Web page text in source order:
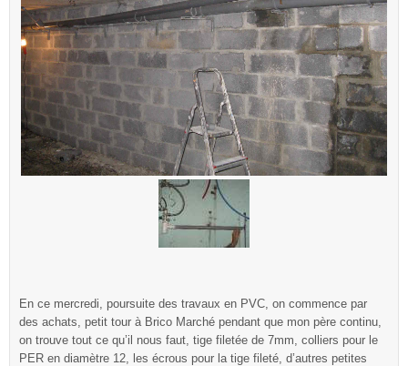
En ce mercredi, poursuite des travaux en PVC, on commence par
des achats, petit tour à Brico Marché pendant que mon père continu,
on trouve tout ce qu’il nous faut, tige filetée de 7mm, colliers pour le
PER en diamètre 12, les écrous pour la tige fileté, d’autres petites